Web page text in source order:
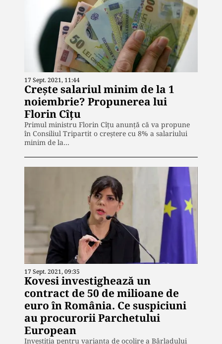
17 Sept. 2021, 11:44
Crește salariul minim de la 1
noiembrie? Propunerea lui
Florin Cîțu
Primul ministru Florin Cîțu anunţă că va propune
în Consiliul Tripartit o creştere cu 8% a salariului
minim de la…
17 Sept. 2021, 09:35
Kovesi investighează un
contract de 50 de milioane de
euro în România. Ce suspiciuni
au procurorii Parchetului
European
Investiția pentru varianta de ocolire a Bârladului